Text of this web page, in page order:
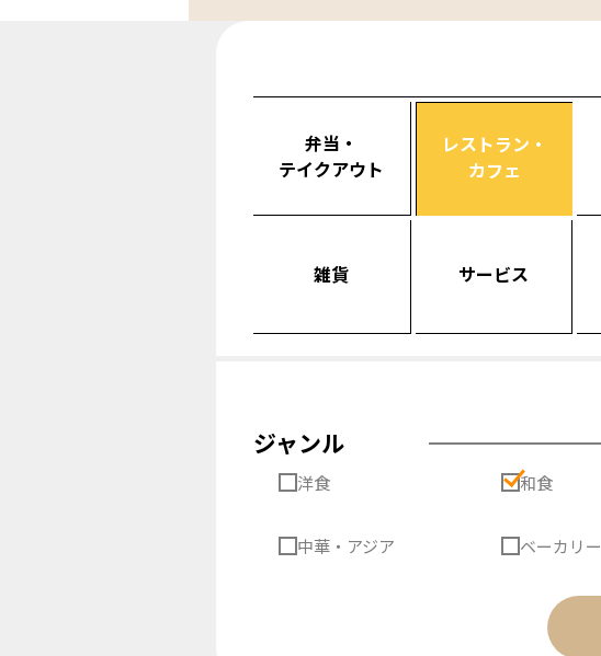
弁当・
テイクアウト
レストラン・
カフェ
雑貨 サービス
ジャンル
洋食 和食
中華・アジア ベーカリー